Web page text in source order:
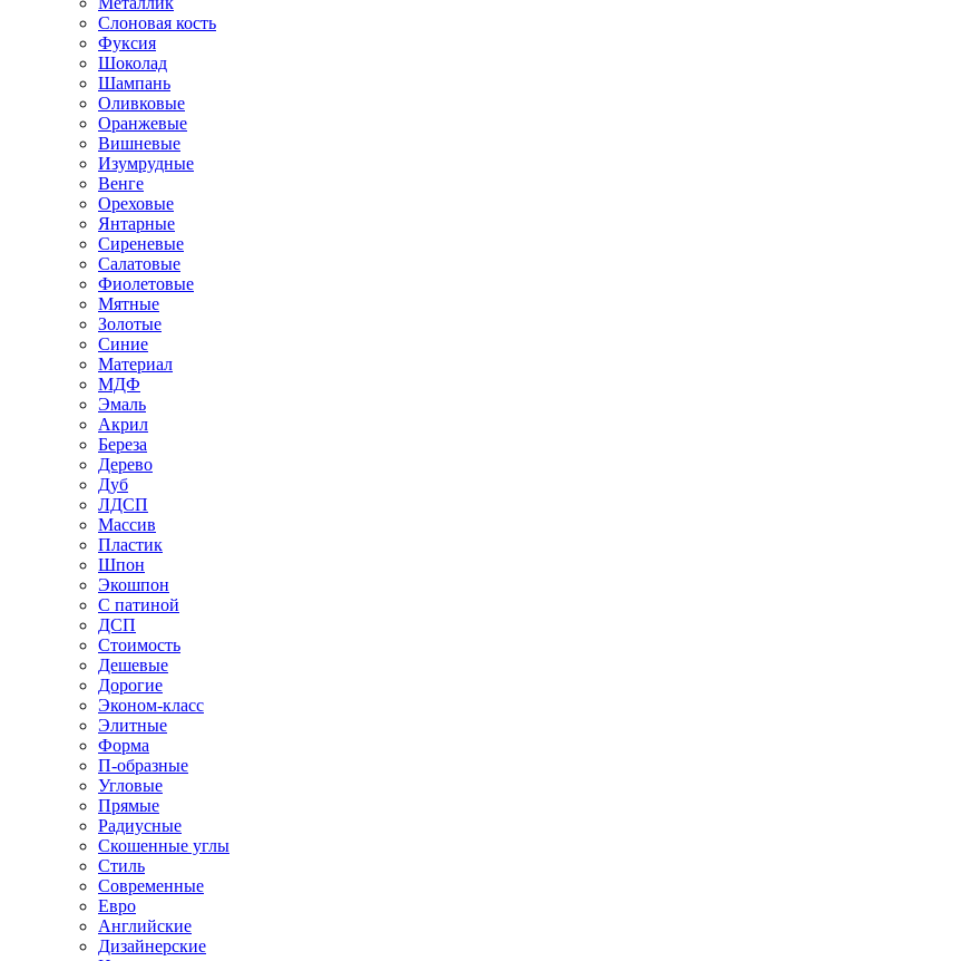
Слоновая кость
Фуксия
Шоколад
Шампань
Оливковые
Оранжевые
Вишневые
Изумрудные
Венге
Ореховые
Янтарные
Сиреневые
Салатовые
Фиолетовые
Мятные
Золотые
Синие
Материал
МДФ
Эмаль
Акрил
Береза
Дерево
Дуб
ЛДСП
Массив
Пластик
Шпон
Экошпон
С патиной
ДСП
Стоимость
Дешевые
Дорогие
Эконом-класс
Элитные
Форма
П-образные
Угловые
Прямые
Радиусные
Скошенные углы
Стиль
Современные
Евро
Английские
Дизайнерские